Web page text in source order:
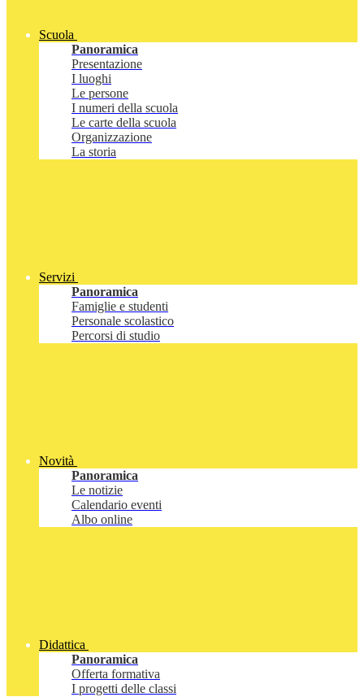
Scuola
Panoramica
Presentazione
I luoghi
Le persone
I numeri della scuola
Le carte della scuola
Organizzazione
La storia
Servizi
Panoramica
Famiglie e studenti
Personale scolastico
Percorsi di studio
Novità
Panoramica
Le notizie
Calendario eventi
Albo online
Didattica
Panoramica
Offerta formativa
I progetti delle classi